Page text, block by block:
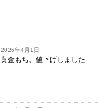
2026年4月1日
黄金もち、値下げしました